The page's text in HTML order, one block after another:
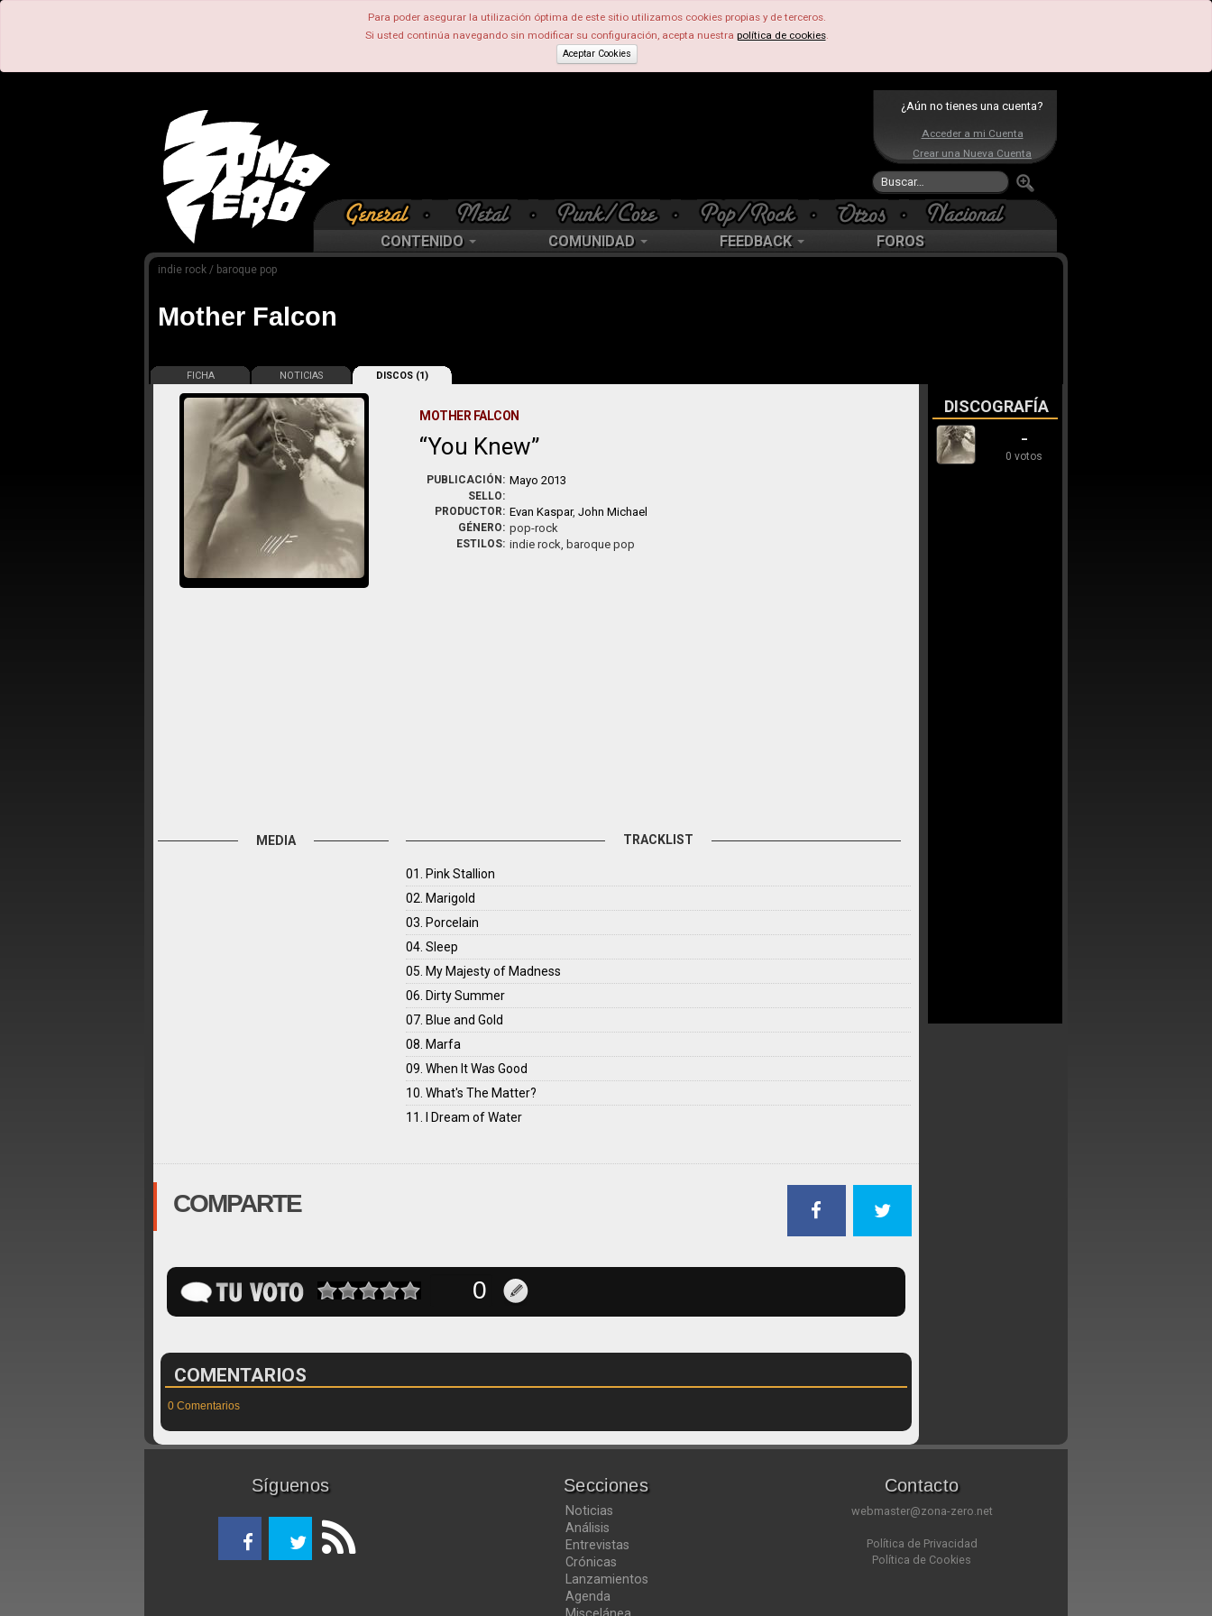
Para poder asegurar la utilización óptima de este sitio utilizamos cookies propias y de terceros.
Si usted continúa navegando sin modificar su configuración, acepta nuestra política de cookies.
Aceptar Cookies
¿Aún no tienes una cuenta?
Acceder a mi Cuenta
Crear una Nueva Cuenta
CONTENIDO COMUNIDAD FEEDBACK FOROS
indie rock / baroque pop
Mother Falcon
FICHA NOTICIAS DISCOS (1)
MOTHER FALCON
You Knew
PUBLICACIÓN: Mayo 2013
SELLO:
PRODUCTOR: Evan Kaspar,John Michael
GÉNERO: pop-rock
ESTILOS: indie rock, baroque pop
MEDIA TRACKLIST
01. Pink Stallion
02. Marigold
03. Porcelain
04. Sleep
05. My Majesty of Madness
06. Dirty Summer
07. Blue and Gold
08. Marfa
09. When It Was Good
10. What's The Matter?
11. I Dream of Water
COMPARTE
COMENTARIOS
0 Comentarios
DISCOGRAFÍA
-
0 votos
Síguenos Secciones
Noticias
Análisis
Entrevistas
Crónicas
Lanzamientos
Agenda
Contacto
webmaster@zona-zero.net
Política de Privacidad
Política de Cookies